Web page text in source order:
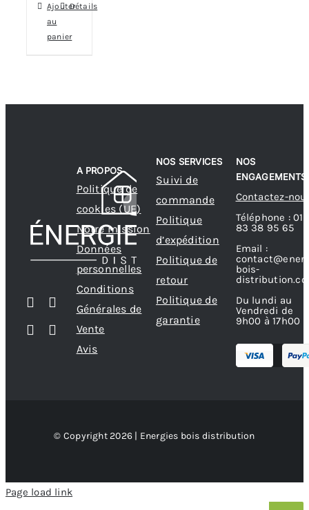
Ajouter
au
panier
Détails
A PROPOS
Politique de
cookies (UE)
Notre mission
Données
personnelles
Conditions
Générales de
Vente
Avis
NOS SERVICES
Suivi de
commande
Politique
d’expédition
Politique de
retour
Politique de
garantie
NOS
ENGAGEMENTS
Contactez-
Téléphone : 01
83 38 95 65
Email :
bois-
Du lundi au
Vendredi de
9h00 à 17h00
© Copyright 2026 | Energies bois distribution
Page load link